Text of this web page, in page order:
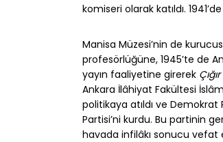
komiseri olarak katıldı.
Manisa Müzesi’nin de
profesörlüğüne, 1945’te de
yayın faaliyetine girerek Çığır
Ankara İlâhiyat Fakültesi
politikaya atıldı ve
Partisi’ni kurdu. Bu partinin
havada infilâkı sonucu vefat